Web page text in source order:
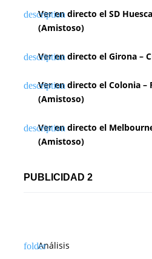
Ver en directo el SD
(Amistoso)
Ver en directo el Girona –
Ver en directo el Colonia –
(Amistoso)
Ver en directo el
(Amistoso)
PUBLICIDAD 2
Análisis